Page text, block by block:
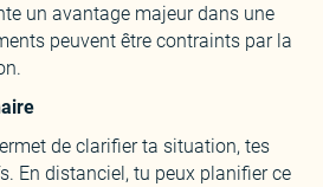
un avantage majeur dans une
peuvent être contraints par la
de clarifier ta situation, tes
En distanciel, tu peux planifier ce